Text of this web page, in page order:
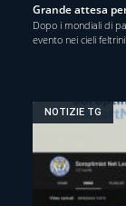
Grande attesa
Dopo i mondiali di
evento nei cieli
NOTIZIE TG